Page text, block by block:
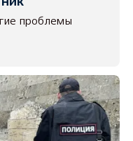
проблемы